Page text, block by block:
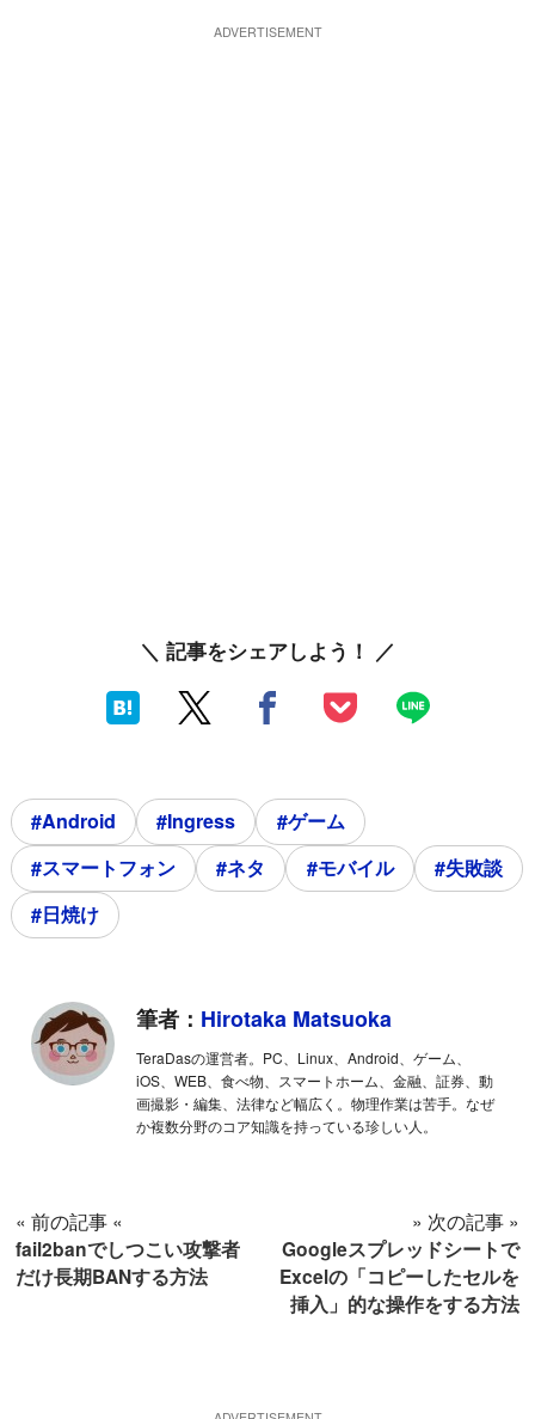
＼ 記事をシェアしよう！ ／
#Android #Ingress
#ゲーム
#スマートフォン
#ネタ #モバイル
#失敗談
#日焼け
筆者： Hirotaka Matsuoka
TeraDasの運営者。PC、Linux、Android、ゲーム、
iOS、WEB、食べ物、スマートホーム、金融、証券、動
画撮影・編集、法律など幅広く。物理作業は苦手。なぜ
か複数分野のコア知識を持っている珍しい人。
« 前の記事 «
fail2banでしつこい攻撃者
だけ長期BANする方法
» 次の記事 »
Googleスプレッドシートで
Excelの「コピーしたセルを
挿入」的な操作をする方法